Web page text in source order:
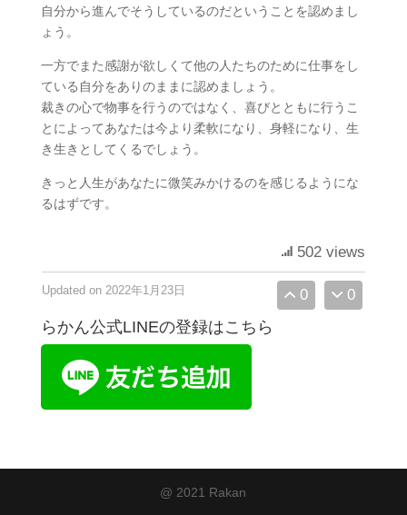
自分から進んでそうしているのだということを認めまし
ょう。
一方でまた感謝が欲しくて他の人たちのために仕事をし
ている自分をありのままに認めましょう。
裁きの心で物事を行うのではなく、喜びとともに行うこ
とによってあなたは今より柔軟になり、身軽になり、生
き生きとしてくるでしょう。
きっと人生があなたに微笑みかけるのを感じるようにな
るはずです。
502 views
Updated on 2022年1月23日 0 0
らかん公式LINEの登録はこちら
@ 2021 Rakan